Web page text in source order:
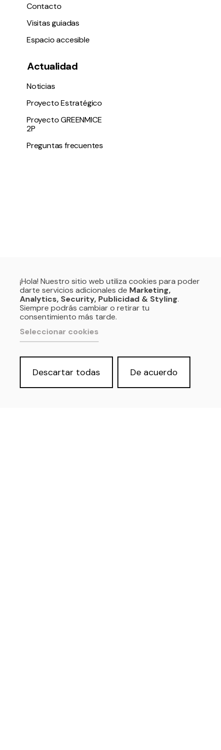
Contacto
Visitas guiadas
Espacio accesible
Actualidad
Noticias
Proyecto Estratégico
Proyecto GREENMICE
2P
Preguntas frecuentes
¡Hola! Nuestro sitio web utiliza cookies para poder
darte servicios adicionales de Marketing,
Analytics, Security, Publicidad & Styling.
Siempre podrás cambiar o retirar tu
consentimiento más tarde.
Seleccionar cookies
Descartar todas De acuerdo